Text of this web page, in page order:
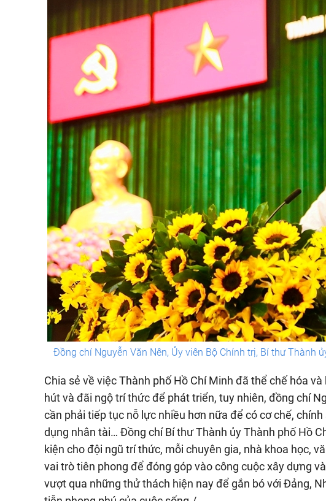
Đồng chí Nguyễn Văn Nên, Ủy viên Bộ Chính trị, Bí thư Thành
Chia sẻ về việc Thành phố Hồ Chí Minh đã thể chế hóa
hút và đãi ngộ trí thức để phát triển, tuy nhiên, đồng chí
cần phải tiếp tục nỗ lực nhiều hơn nữa để có cơ chế,
dụng nhân tài… Đồng chí Bí thư Thành ủy Thành phố Hồ
kiện cho đội ngũ trí thức, mỗi chuyên gia, nhà khoa học,
vai trò tiên phong để đóng góp vào công cuộc xây dựng
vượt qua những thử thách hiện nay để gắn bó với Đảng,